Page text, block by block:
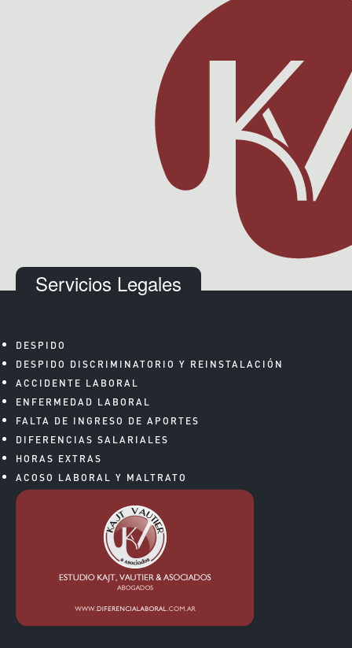
Servicios Legales
DESPIDO
DESPIDO DISCRIMINATORIO Y REINSTALACIÓN
ACCIDENTE LABORAL
ENFERMEDAD LABORAL
FALTA DE INGRESO DE APORTES
DIFERENCIAS SALARIALES
HORAS EXTRAS
ACOSO LABORAL Y MALTRATO